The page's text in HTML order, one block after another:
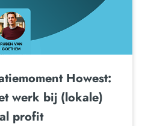
Howest:
werk bij (lokale)
profit